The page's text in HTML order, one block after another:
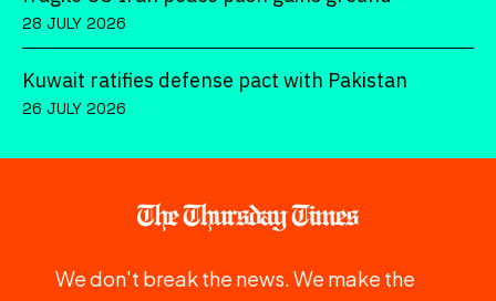
28 JULY 2026
Kuwait ratifies defense pact with Pakistan
26 JULY 2026
We don't break the news. We make the